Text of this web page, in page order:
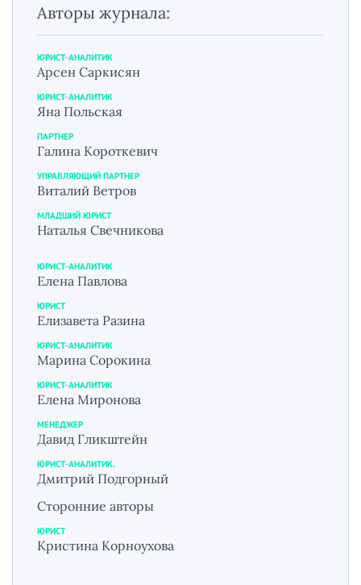
Авторы журнала:
ЮРИСТ-АНАЛИТИК
Арсен Саркисян
ЮРИСТ-АНАЛИТИК
Яна Польская
ПАРТНЕР
Галина Короткевич
УПРАВЛЯЮЩИЙ ПАРТНЕР
Виталий Ветров
МЛАДШИЙ ЮРИСТ
Наталья Свечникова
ЮРИСТ-АНАЛИТИК
Елена Павлова
ЮРИСТ
Елизавета Разина
ЮРИСТ-АНАЛИТИК
Марина Сорокина
ЮРИСТ-АНАЛИТИК
Елена Миронова
МЕНЕДЖЕР
Давид Гликштейн
ЮРИСТ-АНАЛИТИК.
Дмитрий Подгорный
Сторонние авторы
ЮРИСТ
Кристина Корноухова